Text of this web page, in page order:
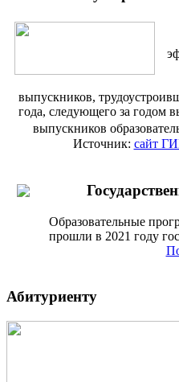
выпускников,
года, следующего за годом
выпускников
Источник: сайт
Образовательные
прошли в 2021 году
Абитуриенту